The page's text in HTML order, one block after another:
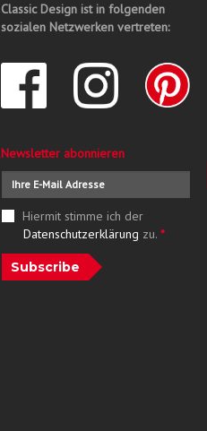
Classic Design ist in folgenden
sozialen Netzwerken vertreten:
Newsletter abonnieren
Hiermit stimme ich der
Datenschutzerklärung zu. *
Subscribe